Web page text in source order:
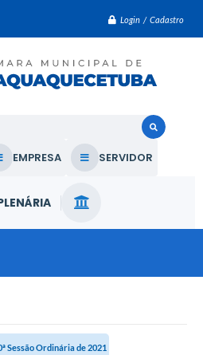
Login / Cadastro
procura?
EMPRESA SERVIDOR
Sessão Ordinária de 2021